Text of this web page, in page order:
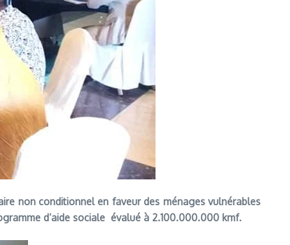
non conditionnel en faveur des ménages vulnérables
d’aide sociale évalué à 2.100.000.000 kmf.